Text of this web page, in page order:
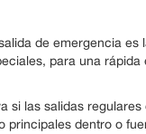
de emergencia
para una
si las salidas
principales dentro o